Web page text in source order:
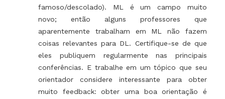
famoso/descolado). ML é um campo muito
novo; então alguns professores que
aparentemente trabalham em ML não fazem
coisas relevantes para DL. Certifique-se de que
eles publiquem regularmente nas principais
conferências. E trabalhe em um tópico que seu
orientador considere interessante para obter
muito feedback: obter uma boa orientação é